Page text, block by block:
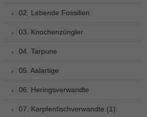
02. Lebende Fossilien
03. Knochenzüngler
04. Tarpune
05. Aalartige
06. Heringsverwandte
07. Karpfenfischverwandte (1):